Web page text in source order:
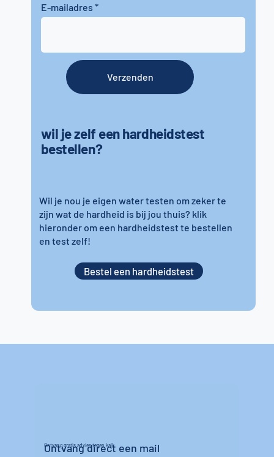
wil je zelf een hardheidstest
bestellen?
E-mailadres
Wil je nou je eigen water testen om zeker te
zijn wat de hardheid is bij jou thuis? klik
hieronder om een hardheidstest te bestellen
en test zelf!
Verzenden
Bestel een hardheidstest
Ontvang gratis advies tegen kalk
Ontvang direct een mail